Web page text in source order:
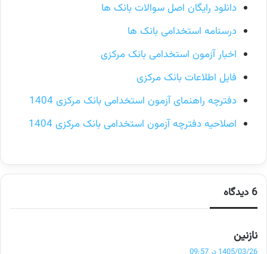
دانلود رایگان اصل سوالات بانک ها
درسنامه استخدامی بانک ها
اخبار آزمون استخدامی بانک مرکزی
فایل اطلاعات بانک مرکزی
دفترچه راهنمای آزمون استخدامی بانک مرکزی 1404
اصلاحیه دفترچه آزمون استخدامی بانک مرکزی 1404
6 دیدگاه
نازنین
ف